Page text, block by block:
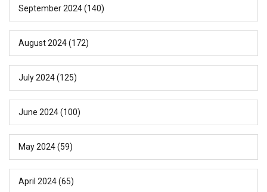
September 2024(140)
August 2024(172)
July 2024(125)
June 2024(100)
May 2024(59)
April 2024(65)